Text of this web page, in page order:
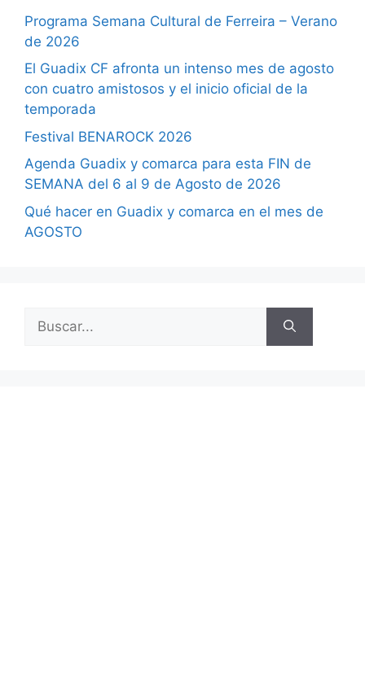
Programa Semana Cultural de Ferreira – Verano
de 2026
El Guadix CF afronta un intenso mes de agosto
con cuatro amistosos y el inicio oficial de la
temporada
Festival BENAROCK 2026
Agenda Guadix y comarca para esta FIN de
SEMANA del 6 al 9 de Agosto de 2026
Qué hacer en Guadix y comarca en el mes de
AGOSTO